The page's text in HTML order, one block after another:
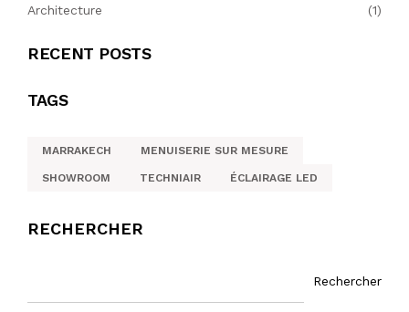
Architecture (1)
RECENT POSTS
TAGS
MARRAKECH MENUISERIE SUR MESURE
SHOWROOM TECHNIAIR ÉCLAIRAGE LED
RECHERCHER
Rechercher